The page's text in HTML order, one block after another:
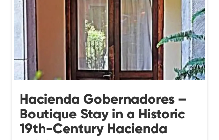
Hacienda Gobernadores –
Boutique Stay in a Historic
19th-Century Hacienda